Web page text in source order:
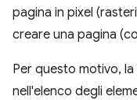
pagina in pixel
creare una pagina
Per questo motivo,
nell'elenco degli